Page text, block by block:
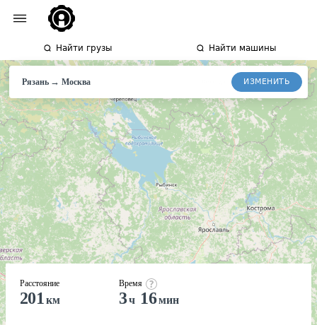
Найти грузы Найти машины
Рязань→Москва ИЗМЕНИТЬ
Расстояние
201 км
Время
3ч 16мин